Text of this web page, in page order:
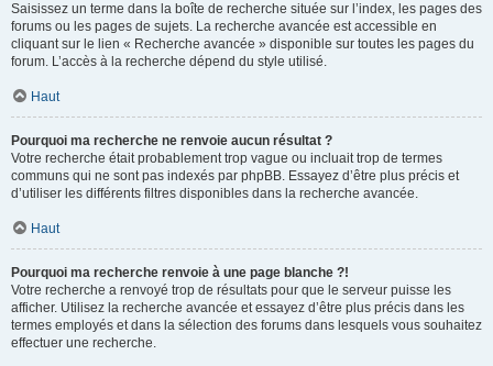
Saisissez un terme dans la boîte de recherche située sur l’index, les pages des
forums ou les pages de sujets. La recherche avancée est accessible en
cliquant sur le lien « Recherche avancée » disponible sur toutes les pages du
forum. L’accès à la recherche dépend du style utilisé.
Haut
Pourquoi ma recherche ne renvoie aucun résultat ?
Votre recherche était probablement trop vague ou incluait trop de termes
communs qui ne sont pas indexés par phpBB. Essayez d’être plus précis et
d’utiliser les différents filtres disponibles dans la recherche avancée.
Haut
Pourquoi ma recherche renvoie à une page blanche ?!
Votre recherche a renvoyé trop de résultats pour que le serveur puisse les
afficher. Utilisez la recherche avancée et essayez d’être plus précis dans les
termes employés et dans la sélection des forums dans lesquels vous souhaitez
effectuer une recherche.